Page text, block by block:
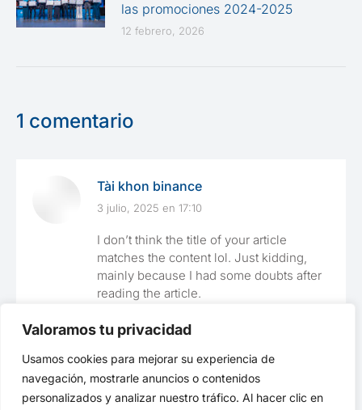
Valoramos tu privacidad
Usamos cookies para mejorar su experiencia de
navegación, mostrarle anuncios o contenidos
personalizados y analizar nuestro tráfico. Al hacer clic en
las promociones 2024-2025
12 febrero, 2026
1 comentario
Tài khon binance
dice:
3 julio, 2025 en 17:10
I don’t think the title of your article
matches the content lol. Just kidding,
mainly because I had some doubts after
reading the article.
Los comentarios están cerrados